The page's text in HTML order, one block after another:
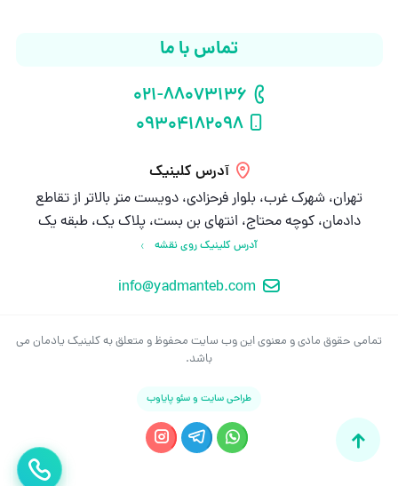
تماس با ما
شماره تلفن
021-88073136
شماره موبایل
09304182098
آدرس کلینیک
تهران، شهرک غرب، بلوار فرحزادی، دویست متر بالاتر از تقاطع
دادمان، کوچه محتاج، انتهای بن بست، پلاک یک، طبقه یک
آدرس کلینیک روی نقشه
ایمیلinfo@yadmanteb.com
تمامی حقوق مادی و معنوی این وب سایت محفوظ و متعلق به کلینیک یادمان می
باشد.
طراحی سایت و سئو پایاوب
تماس